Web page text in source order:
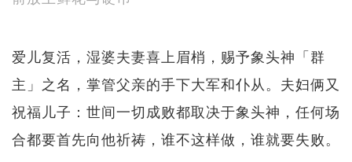
爱儿复活，湿婆夫妻喜上眉梢，赐予象头神「群
主」之名，掌管父亲的手下大军和仆从。夫妇俩又
祝福儿子：世间一切成败都取决于象头神，任何场
合都要首先向他祈祷，谁不这样做，谁就要失败。